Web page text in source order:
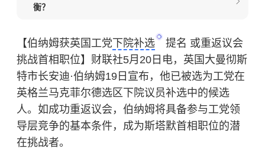
衡？
【伯纳姆获英国工党 下院补选
提名 或重返议会
挑战首相职位】财联社5月20日电，英国大曼彻斯
特市长安迪·伯纳姆19日宣布，他已被选为工党在
英格兰马克菲尔德选区下院议员补选中的候选
人。如成功重返议会，伯纳姆将具备参与工党领
导层竞争的基本条件，成为斯塔默首相职位的潜
在挑战者。